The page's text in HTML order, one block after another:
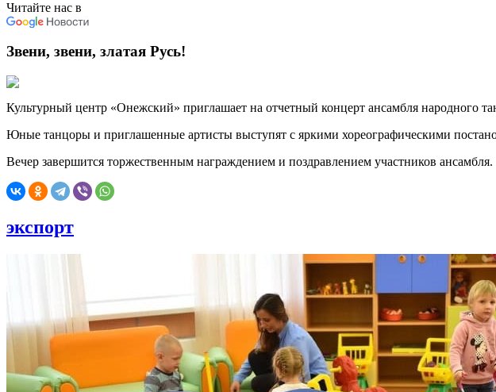
Читайте нас в
Звени, звени, златая Русь!
Культурный центр «Онежский» приглашает на отчетный концерт ансамбля народного
Юные танцоры и приглашенные артисты выступят с яркими хореографическими
Вечер завершится торжественным награждением и поздравлением участников ансамбля.
экспорт